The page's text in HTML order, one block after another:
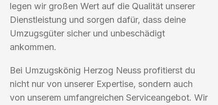
legen wir großen Wert auf die Qualität unserer
Dienstleistung und sorgen dafür, dass deine
Umzugsgüter sicher und unbeschädigt
ankommen.
Bei Umzugskönig Herzog Neuss profitierst du
nicht nur von unserer Expertise, sondern auch
von unserem umfangreichen Serviceangebot. Wir